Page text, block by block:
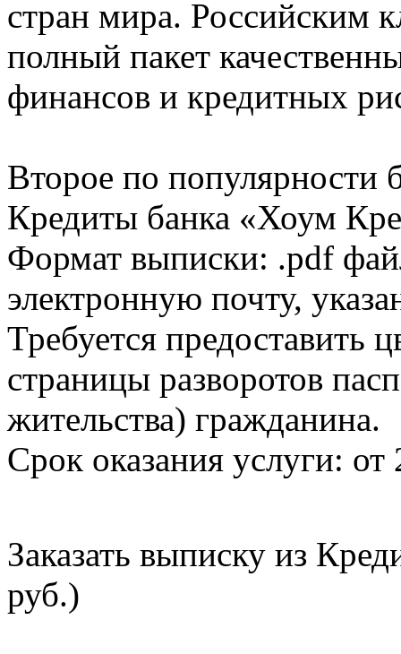
стран мира. Российским
полный пакет
финансов и кредитных
Второе по популярности
Кредиты банка «Хоум
Формат выписки: .pdf
электронную почту,
Требуется предоставить
страницы разворотов
жительства) гражданина.
Срок оказания услуги: от
Заказать выписку из
руб.)